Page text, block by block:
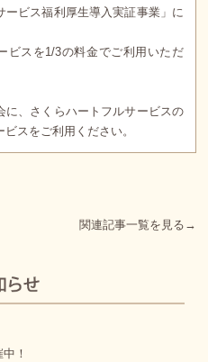
ービス福利厚生導入実証事業」に
ビスを1/3の料金でご利用いただ
に、さくらハートフルサービスの
スをご利用ください。
関連記事一覧を見る→
！